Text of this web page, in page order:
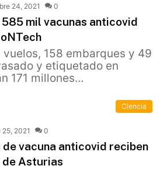
24, 2021 0
mil vacunas anticovid
vuelos, 158 embarques y 49
y etiquetado en
171 millones…
Ciencia
2021 0
vacuna anticovid reciben
de Asturias